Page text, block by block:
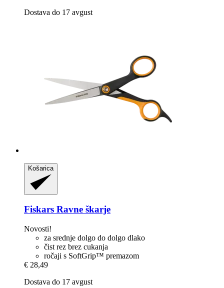
Dostava do 17 avgust
Košarica
Fiskars Ravne škarje
Novosti!
za srednje dolgo do dolgo dlako
čist rez brez cukanja
ročaji s SoftGrip™ premazom
€ 28,49
Dostava do 17 avgust